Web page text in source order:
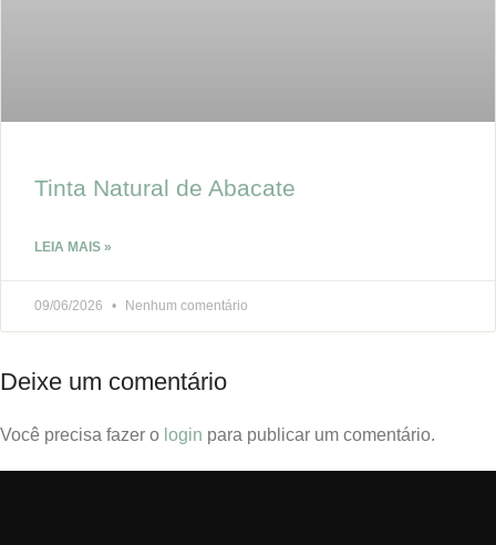
Tinta Natural de Abacate
LEIA MAIS »
09/06/2026 Nenhum comentário
Deixe um comentário
Você precisa fazer o login para publicar um comentário.